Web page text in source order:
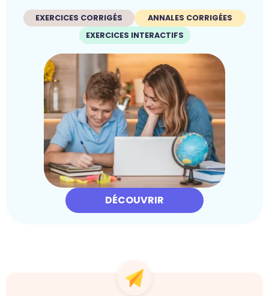
EXERCICES CORRIGÉS
ANNALES CORRIGÉES
EXERCICES INTERACTIFS
DÉCOUVRIR